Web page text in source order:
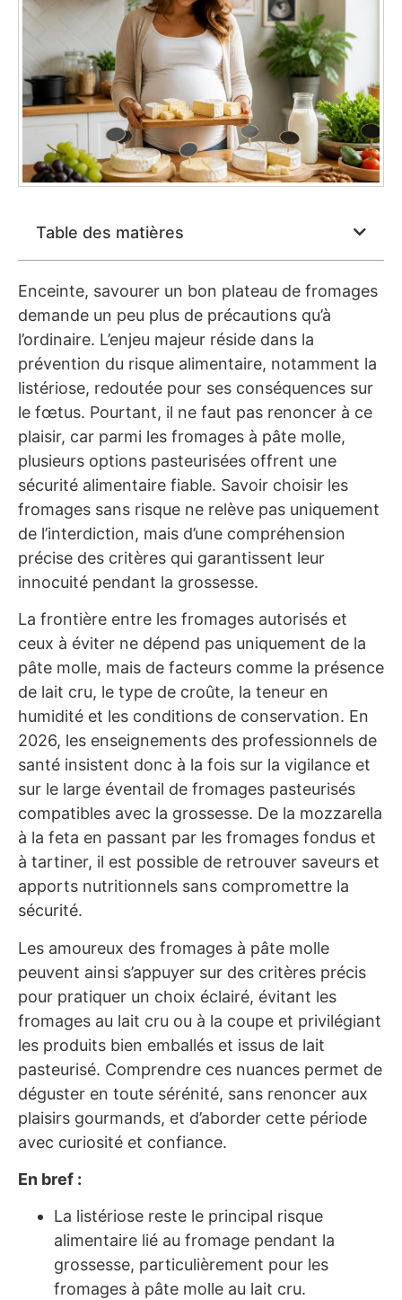
Table des matières
Enceinte, savourer un bon plateau de fromages
demande un peu plus de précautions qu’à
l’ordinaire. L’enjeu majeur réside dans la
prévention du risque alimentaire, notamment la
listériose, redoutée pour ses conséquences sur
le fœtus. Pourtant, il ne faut pas renoncer à ce
plaisir, car parmi les fromages à pâte molle,
plusieurs options pasteurisées offrent une
sécurité alimentaire fiable. Savoir choisir les
fromages sans risque ne relève pas uniquement
de l’interdiction, mais d’une compréhension
précise des critères qui garantissent leur
innocuité pendant la grossesse.
La frontière entre les fromages autorisés et
ceux à éviter ne dépend pas uniquement de la
pâte molle, mais de facteurs comme la présence
de lait cru, le type de croûte, la teneur en
humidité et les conditions de conservation. En
2026, les enseignements des professionnels de
santé insistent donc à la fois sur la vigilance et
sur le large éventail de fromages pasteurisés
compatibles avec la grossesse. De la mozzarella
à la feta en passant par les fromages fondus et
à tartiner, il est possible de retrouver saveurs et
apports nutritionnels sans compromettre la
sécurité.
Les amoureux des fromages à pâte molle
peuvent ainsi s’appuyer sur des critères précis
pour pratiquer un choix éclairé, évitant les
fromages au lait cru ou à la coupe et privilégiant
les produits bien emballés et issus de lait
pasteurisé. Comprendre ces nuances permet de
déguster en toute sérénité, sans renoncer aux
plaisirs gourmands, et d’aborder cette période
avec curiosité et confiance.
En bref :
La listériose reste le principal risque
alimentaire lié au fromage pendant la
grossesse, particulièrement pour les
fromages à pâte molle au lait cru.